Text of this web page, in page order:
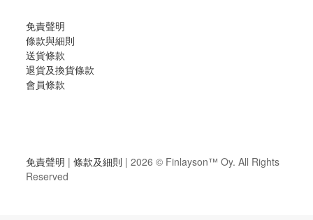
免責聲明
條款與細則
送貨條款
退貨及換貨條款
會員條款
免責聲明 | 條款及細則 | 2026 © Finlayson™ Oy. All Rights
Reserved